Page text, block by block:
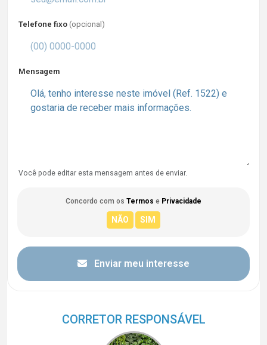
Telefone fixo (opcional)
Mensagem
Você pode editar esta mensagem antes de enviar.
Concordo com os Termos e Privacidade
Enviar meu interesse
CORRETOR RESPONSÁVEL